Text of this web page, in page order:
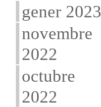
gener 2023
novembre
2022
octubre
2022